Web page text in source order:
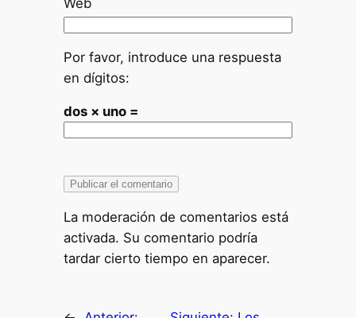
Por favor, introduce una respuesta
en dígitos:
dos × uno =
La moderación de comentarios está
activada. Su comentario podría
tardar cierto tiempo en aparecer.